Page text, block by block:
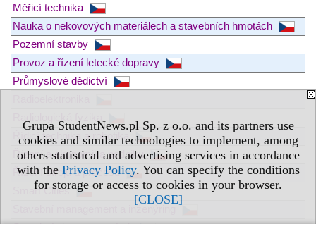
Grupa StudentNews.pl Sp. z o.o. and its partners use
cookies and similar technologies to implement, among
others statistical and advertising services in accordance
with the Privacy Policy. You can specify the conditions
for storage or access to cookies in your browser.
[CLOSE]
Měřicí technika
Nauka o nekovových materiálech a stavebních hmotách
Pozemní stavby
Provoz a řízení letecké dopravy
Průmyslové dědictví
Řídicí technika a robotika
Řízení a ekonomika podniku
Řízení strojů a procesů
Smart Cities
Stavební management a inženýring
Stavební obnova památek